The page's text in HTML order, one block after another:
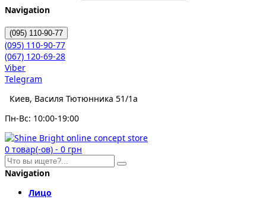
Navigation
(095) 110-90-77
(095) 110-90-77
(067) 120-69-28
Viber
Telegram
Киев, Василя Тютюнника 51/1а
Пн-Вс: 10:00-19:00
0 товар(-ов) - 0 грн
Navigation
Лицо